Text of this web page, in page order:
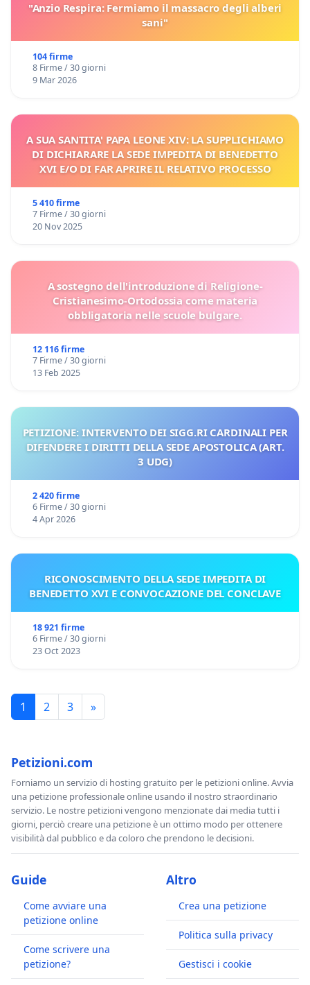
"Anzio Respira: Fermiamo il massacro degli alberi
sani"
104 firme
8 Firme / 30 giorni
9 Mar 2026
A SUA SANTITA' PAPA LEONE XIV: LA SUPPLICHIAMO
DI DICHIARARE LA SEDE IMPEDITA DI BENEDETTO
XVI E/O DI FAR APRIRE IL RELATIVO PROCESSO
5 410 firme
7 Firme / 30 giorni
20 Nov 2025
A sostegno dell'introduzione di Religione-
Cristianesimo-Ortodossia come materia
obbligatoria nelle scuole bulgare.
12 116 firme
7 Firme / 30 giorni
13 Feb 2025
PETIZIONE: INTERVENTO DEI SIGG.RI CARDINALI PER
DIFENDERE I DIRITTI DELLA SEDE APOSTOLICA (ART.
3 UDG)
2 420 firme
6 Firme / 30 giorni
4 Apr 2026
RICONOSCIMENTO DELLA SEDE IMPEDITA DI
BENEDETTO XVI E CONVOCAZIONE DEL CONCLAVE
18 921 firme
6 Firme / 30 giorni
23 Oct 2023
1 2 3 »
Petizioni.com
Forniamo un servizio di hosting gratuito per le petizioni online. Avvia
una petizione professionale online usando il nostro straordinario
servizio. Le nostre petizioni vengono menzionate dai media tutti i
giorni, perciò creare una petizione è un ottimo modo per ottenere
visibilità dal pubblico e da coloro che prendono le decisioni.
Guide
Come avviare una
petizione online
Come scrivere una
petizione?
Altro
Crea una petizione
Politica sulla privacy
Gestisci i cookie